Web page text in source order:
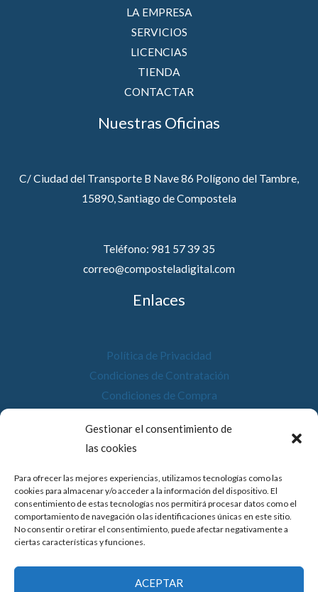
Gestionar el consentimiento de
las cookies
Para ofrecer las mejores experiencias, utilizamos tecnologías como las
cookies para almacenar y/o acceder a la información del dispositivo. El
consentimiento de estas tecnologías nos permitirá procesar datos como el
comportamiento de navegación o las identificaciones únicas en este sitio.
No consentir o retirar el consentimiento, puede afectar negativamente a
ciertas características y funciones.
ACEPTAR
LA EMPRESA
SERVICIOS
LICENCIAS
TIENDA
CONTACTAR
Nuestras Oficinas
C/ Ciudad del Transporte B Nave 86 Polígono del Tambre,
15890, Santiago de Compostela
Teléfono: 981 57 39 35
correo@composteladigital.com
Enlaces
Política de Privacidad
Condiciones de Contratación
Condiciones de Compra
Política de Cookies
Accesibilidad
© 2026 Compostela Digital
Financiado por la Unión Europea con el programa de Kit
Digital por los fondos Next Generation (EU) del